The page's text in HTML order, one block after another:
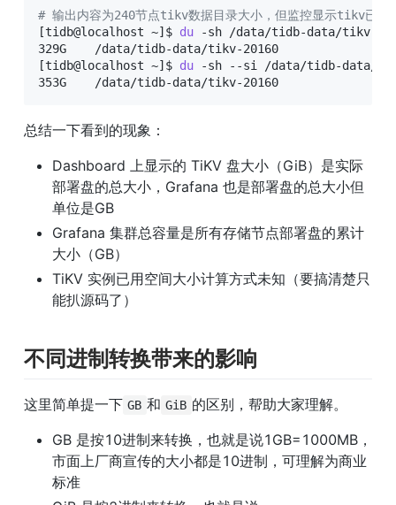
# 输出内容为240节点tikv数据目录大小，但监控显示tikv已用
[tidb@localhost ~] $ du -sh /data/tidb-data/tikv-
[tidb@localhost ~] $ du -sh --si /data/tidb-data/
353G    /data/tidb-data/tikv-20160
总结一下看到的现象：
Dashboard 上显示的 TiKV 盘大小（GiB）是实际
部署盘的总大小，Grafana 也是部署盘的总大小但
单位是GB
Grafana 集群总容量是所有存储节点部署盘的累计
大小（GB）
TiKV 实例已用空间大小计算方式未知（要搞清楚只
能扒源码了）
不同进制转换带来的影响
这里简单提一下 GB 和 GiB 的区别，帮助大家理解。
GB 是按10进制来转换，也就是说1GB=1000MB，
市面上厂商宣传的大小都是10进制，可理解为商业
标准